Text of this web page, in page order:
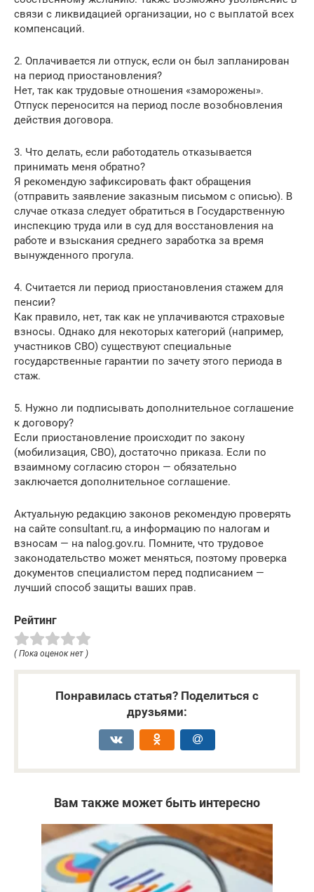
связи с ликвидацией организации, но с выплатой всех
компенсаций.
2. Оплачивается ли отпуск, если он был запланирован
на период приостановления?
Нет, так как трудовые отношения «заморожены».
Отпуск переносится на период после возобновления
действия договора.
3. Что делать, если работодатель отказывается
принимать меня обратно?
Я рекомендую зафиксировать факт обращения
(отправить заявление заказным письмом с описью). В
случае отказа следует обратиться в Государственную
инспекцию труда или в суд для восстановления на
работе и взыскания среднего заработка за время
вынужденного прогула.
4. Считается ли период приостановления стажем для
пенсии?
Как правило, нет, так как не уплачиваются страховые
взносы. Однако для некоторых категорий (например,
участников СВО) существуют специальные
государственные гарантии по зачету этого периода в
стаж.
5. Нужно ли подписывать дополнительное соглашение
к договору?
Если приостановление происходит по закону
(мобилизация, СВО), достаточно приказа. Если по
взаимному согласию сторон — обязательно
заключается дополнительное соглашение.
Актуальную редакцию законов рекомендую проверять
на сайте consultant.ru, а информацию по налогам и
взносам — на nalog.gov.ru. Помните, что трудовое
законодательство может меняться, поэтому проверка
документов специалистом перед подписанием —
лучший способ защиты ваших прав.
Рейтинг
( Пока оценок нет )
Понравилась статья? Поделиться с
друзьями:
Вам также может быть интересно